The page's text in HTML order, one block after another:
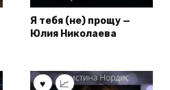
Я тебя (не) прощу —
Юлия Николаева